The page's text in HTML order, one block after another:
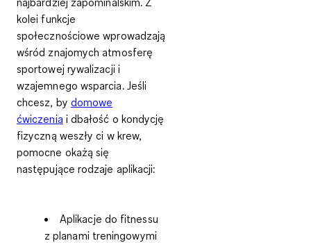
kolei funkcje
społecznościowe wprowadzają
wśród znajomych atmosferę
sportowej rywalizacji i
wzajemnego wsparcia. Jeśli
chcesz, by domowe
ćwiczenia i dbałość o kondycję
fizyczną weszły ci w krew,
pomocne okażą się
następujące rodzaje aplikacji:
Aplikacje do fitnessu
z planami treningowymi